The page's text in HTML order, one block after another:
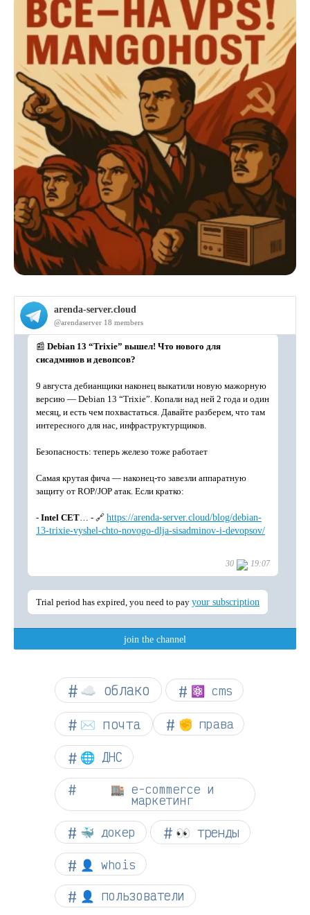
☁︎ облако ⚛ cms
✉️ почта ✊ права
🌐 ДНС
🏬 e-commerce и
маркетинг
🐳 докер 👀 тренды
👤 whois
👤 пользователи